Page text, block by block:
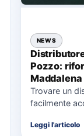
NEWS
Pozzo:
Maddalena
Trovare un
facilmente
soprattutto…
Leggi l'articolo